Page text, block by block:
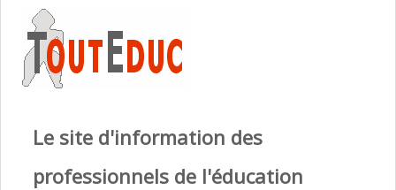
Le site d'information des
professionnels de l'éducation